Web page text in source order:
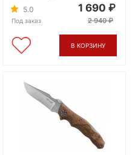
5.0
Под заказ
1 690
2 940
В КОРЗИНУ